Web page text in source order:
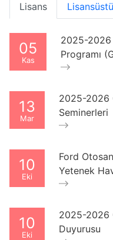
Lisans
Lisansüstü
05
Kas
2025-2026
Programı
13
Mar
2025-2026
Seminerleri
10
Eki
Ford
Yetenek
10
Eki
2025-2026
Duyurusu